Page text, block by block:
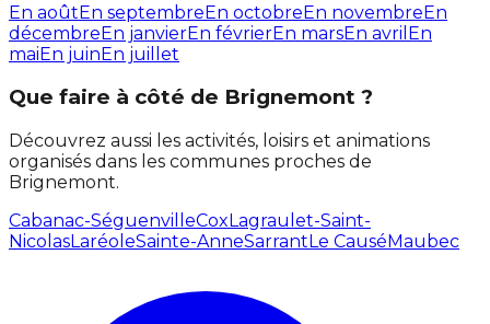
En aoûtEn septembreEn octobreEn novembreEn
décembreEn janvierEn févrierEn marsEn avril En
maiEn juinEn juillet
Que faire à côté de Brignemont ?
Découvrez aussi les activités, loisirs et animations
organisés dans les communes proches de
Brignemont.
Cabanac-SéguenvilleCoxLagraulet-Saint-
NicolasLaréoleSainte-AnneSarrantLe CauséMaubec